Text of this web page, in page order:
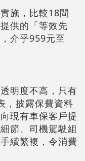
施，比較18間
供的「等效先
介乎959元至
明度不高，只有
，披露保費資料
現有車保客戶提
節、司機駕駛組
續繁複，令消費